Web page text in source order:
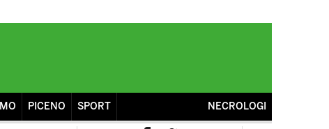
PICENO SPORT NECROLOGI